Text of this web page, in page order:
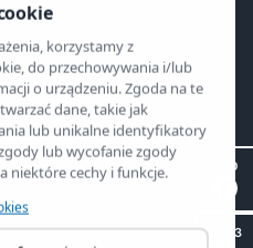
II LO
SP 53